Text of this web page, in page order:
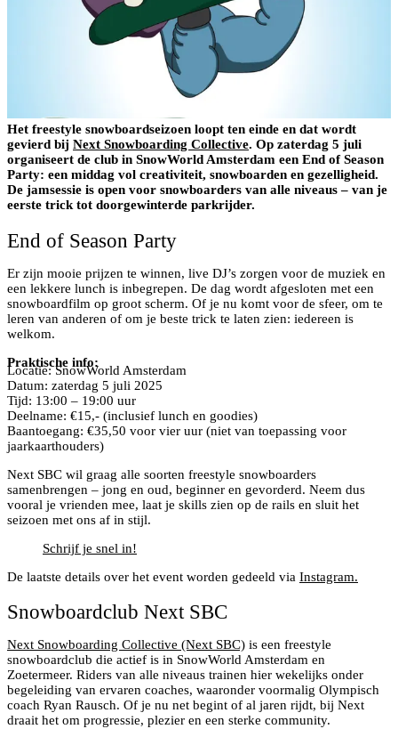
Het freestyle snowboardseizoen loopt ten einde en dat wordt
gevierd bij Next Snowboarding Collective. Op zaterdag 5 juli
organiseert de club in SnowWorld Amsterdam een End of Season
Party: een middag vol creativiteit, snowboarden en gezelligheid.
De jamsessie is open voor snowboarders van alle niveaus – van je
eerste trick tot doorgewinterde parkrijder.
End of Season Party
Er zijn mooie prijzen te winnen, live DJ’s zorgen voor de muziek en
een lekkere lunch is inbegrepen. De dag wordt afgesloten met een
snowboardfilm op groot scherm. Of je nu komt voor de sfeer, om te
leren van anderen of om je beste trick te laten zien: iedereen is
welkom.
Praktische info:
Locatie: SnowWorld Amsterdam
Datum: zaterdag 5 juli 2025
Tijd: 13:00 – 19:00 uur
Deelname: €15,- (inclusief lunch en goodies)
Baantoegang: €35,50 voor vier uur (niet van toepassing voor
jaarkaarthouders)
Next SBC wil graag alle soorten freestyle snowboarders
samenbrengen – jong en oud, beginner en gevorderd. Neem dus
vooral je vrienden mee, laat je skills zien op de rails en sluit het
seizoen met ons af in stijl.
Schrijf je snel in!
De laatste details over het event worden gedeeld via Instagram.
Snowboardclub Next SBC
Next Snowboarding Collective (Next SBC) is een freestyle
snowboardclub die actief is in SnowWorld Amsterdam en
Zoetermeer. Riders van alle niveaus trainen hier wekelijks onder
begeleiding van ervaren coaches, waaronder voormalig Olympisch
coach Ryan Rausch. Of je nu net begint of al jaren rijdt, bij Next
draait het om progressie, plezier en een sterke community.